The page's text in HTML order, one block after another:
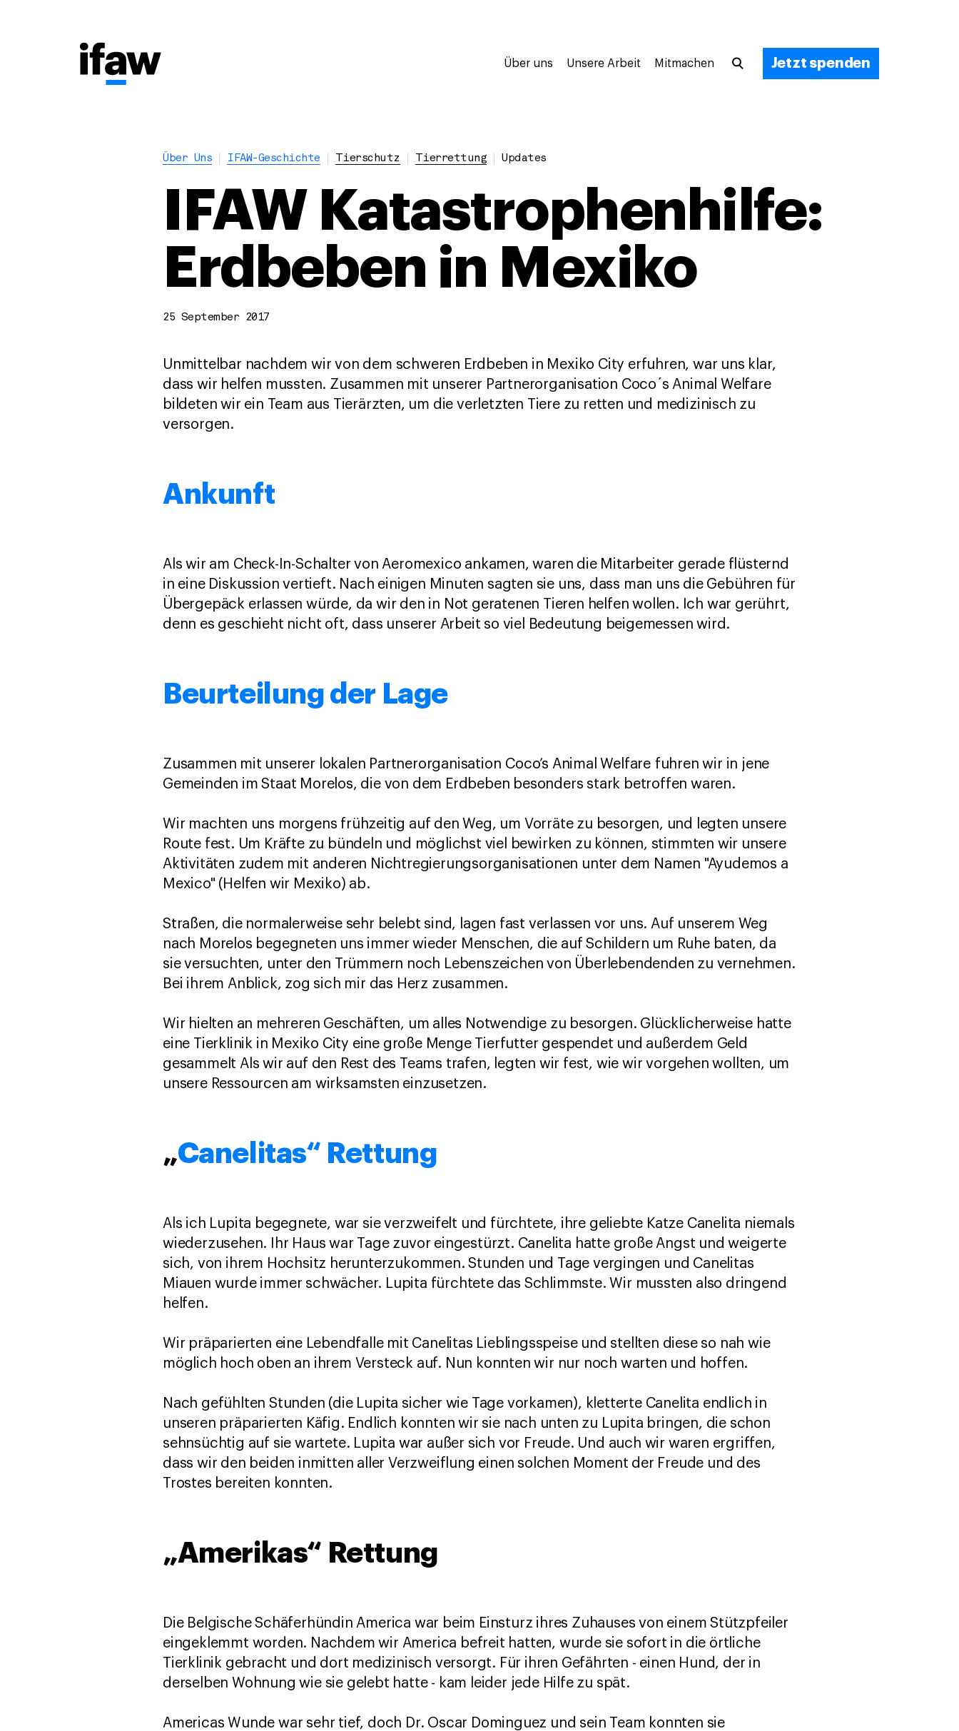
Über uns Unsere Arbeit Mitmachen Jetzt spenden
Über Uns IFAW-Geschichte Tierschutz Tierrettung Updates
IFAW Katastrophenhilfe:
Erdbeben in Mexiko
25 September 2017
Unmittelbar nachdem wir von dem schweren Erdbeben in Mexiko City erfuhren, war uns klar,
dass wir helfen mussten. Zusammen mit unserer Partnerorganisation Coco´s Animal Welfare
bildeten wir ein Team aus Tierärzten, um die verletzten Tiere zu retten und medizinisch zu
versorgen.
Ankunft
Als wir am Check-In-Schalter von Aeromexico ankamen, waren die Mitarbeiter gerade flüsternd
in eine Diskussion vertieft. Nach einigen Minuten sagten sie uns, dass man uns die Gebühren für
Übergepäck erlassen würde, da wir den in Not geratenen Tieren helfen wollen. Ich war gerührt,
denn es geschieht nicht oft, dass unserer Arbeit so viel Bedeutung beigemessen wird.
Beurteilung der Lage
Zusammen mit unserer lokalen Partnerorganisation Coco’s Animal Welfare fuhren wir in jene
Gemeinden im Staat Morelos, die von dem Erdbeben besonders stark betroffen waren.
Wir machten uns morgens frühzeitig auf den Weg, um Vorräte zu besorgen, und legten unsere
Route fest. Um Kräfte zu bündeln und möglichst viel bewirken zu können, stimmten wir unsere
Aktivitäten zudem mit anderen Nichtregierungsorganisationen unter dem Namen "Ayudemos a
Mexico" (Helfen wir Mexiko) ab.
Straßen, die normalerweise sehr belebt sind, lagen fast verlassen vor uns. Auf unserem Weg
nach Morelos begegneten uns immer wieder Menschen, die auf Schildern um Ruhe baten, da
sie versuchten, unter den Trümmern noch Lebenszeichen von Überlebendenden zu vernehmen.
Bei ihrem Anblick, zog sich mir das Herz zusammen.
Wir hielten an mehreren Geschäften, um alles Notwendige zu besorgen. Glücklicherweise hatte
eine Tierklinik in Mexiko City eine große Menge Tierfutter gespendet und außerdem Geld
gesammelt Als wir auf den Rest des Teams trafen, legten wir fest, wie wir vorgehen wollten, um
unsere Ressourcen am wirksamsten einzusetzen.
„Canelitas“ Rettung
Als ich Lupita begegnete, war sie verzweifelt und fürchtete, ihre geliebte Katze Canelita niemals
wiederzusehen. Ihr Haus war Tage zuvor eingestürzt. Canelita hatte große Angst und weigerte
sich, von ihrem Hochsitz herunterzukommen. Stunden und Tage vergingen und Canelitas
Miauen wurde immer schwächer. Lupita fürchtete das Schlimmste. Wir mussten also dringend
helfen.
Wir präparierten eine Lebendfalle mit Canelitas Lieblingsspeise und stellten diese so nah wie
möglich hoch oben an ihrem Versteck auf. Nun konnten wir nur noch warten und hoffen.
Nach gefühlten Stunden (die Lupita sicher wie Tage vorkamen), kletterte Canelita endlich in
unseren präparierten Käfig. Endlich konnten wir sie nach unten zu Lupita bringen, die schon
sehnsüchtig auf sie wartete. Lupita war außer sich vor Freude. Und auch wir waren ergriffen,
dass wir den beiden inmitten aller Verzweiflung einen solchen Moment der Freude und des
Trostes bereiten konnten.
„Amerikas“ Rettung
Die Belgische Schäferhündin America war beim Einsturz ihres Zuhauses von einem Stützpfeiler
eingeklemmt worden. Nachdem wir America befreit hatten, wurde sie sofort in die örtliche
Tierklinik gebracht und dort medizinisch versorgt. Für ihren Gefährten - einen Hund, der in
derselben Wohnung wie sie gelebt hatte - kam leider jede Hilfe zu spät.
Americas Wunde war sehr tief, doch Dr. Oscar Dominguez und sein Team konnten sie